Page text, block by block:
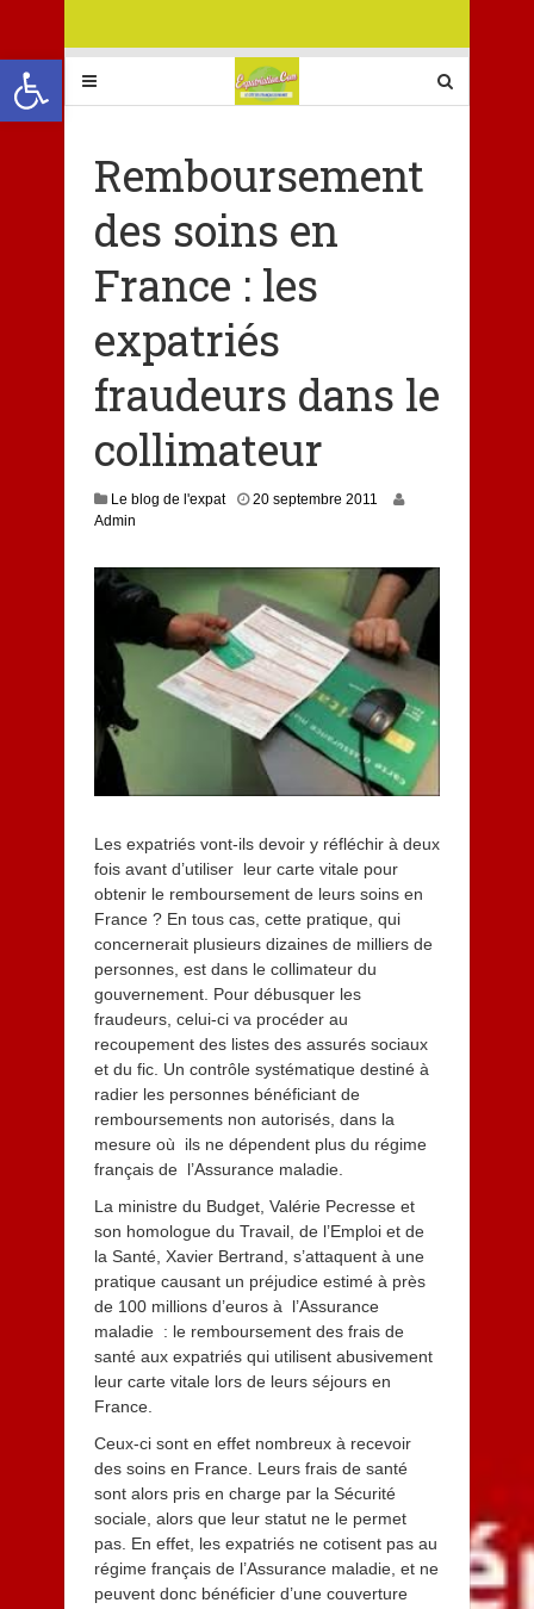
Ouvrir la barre d’outils
Remboursement
des soins en
France : les
expatriés
fraudeurs dans le
collimateur
Le blog de l'expat
20 septembre 2011
Admin
Les expatriés vont-ils devoir y réfléchir à deux
fois avant d’utiliser leur carte vitale pour
obtenir le remboursement de leurs soins en
France ? En tous cas, cette pratique, qui
concernerait plusieurs dizaines de milliers de
personnes, est dans le collimateur du
gouvernement. Pour débusquer les
fraudeurs, celui-ci va procéder au
recoupement des listes des assurés sociaux
et du fic. Un contrôle systématique destiné à
radier les personnes bénéficiant de
remboursements non autorisés, dans la
mesure où ils ne dépendent plus du régime
français de l’Assurance maladie.
La ministre du Budget, Valérie Pecresse et
son homologue du Travail, de l’Emploi et de
la Santé, Xavier Bertrand, s’attaquent à une
pratique causant un préjudice estimé à près
de 100 millions d’euros à l’Assurance
maladie : le remboursement des frais de
santé aux expatriés qui utilisent abusivement
leur carte vitale lors de leurs séjours en
France.
Ceux-ci sont en effet nombreux à recevoir
des soins en France. Leurs frais de santé
sont alors pris en charge par la Sécurité
sociale, alors que leur statut ne le permet
pas. En effet, les expatriés ne cotisent pas au
régime français de l’Assurance maladie, et ne
peuvent donc bénéficier d’une couverture